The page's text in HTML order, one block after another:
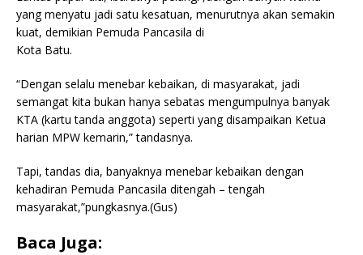
yang menyatu jadi satu kesatuan, menurutnya akan semakin
kuat, demikian Pemuda Pancasila di
Kota Batu.
“Dengan selalu menebar kebaikan, di masyarakat, jadi
semangat kita bukan hanya sebatas mengumpulnya banyak
KTA (kartu tanda anggota) seperti yang disampaikan Ketua
harian MPW kemarin,” tandasnya.
Tapi, tandas dia, banyaknya menebar kebaikan dengan
kehadiran Pemuda Pancasila ditengah – tengah
masyarakat,”pungkasnya.(Gus)
Baca Juga: